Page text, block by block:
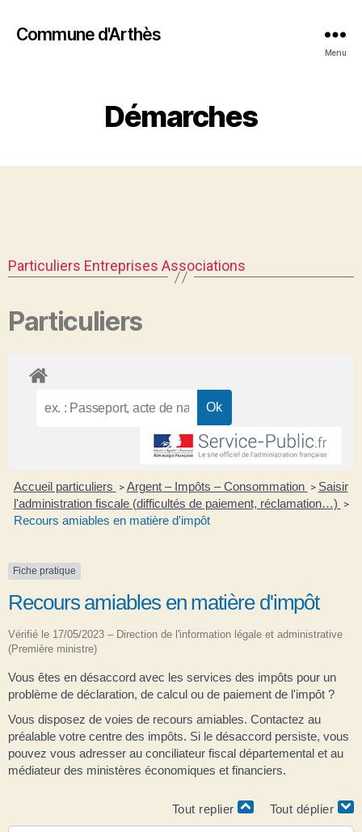
Commune d'Arthès
Menu
Démarches
Particuliers Entreprises Associations
Particuliers
Accueil particuliers > Argent – Impôts – Consommation > Saisir
l'administration fiscale (difficultés de paiement, réclamation…) >
Recours amiables en matière d'impôt
Fiche pratique
Recours amiables en matière d'impôt
Vérifié le 17/05/2023 – Direction de l'information légale et administrative
(Première ministre)
Vous êtes en désaccord avec les services des impôts pour un
problème de déclaration, de calcul ou de paiement de l'impôt ?
Vous disposez de voies de recours amiables. Contactez au
préalable votre centre des impôts. Si le désaccord persiste, vous
pouvez vous adresser au conciliateur fiscal départemental et au
médiateur des ministères économiques et financiers.
Tout replier Tout déplier